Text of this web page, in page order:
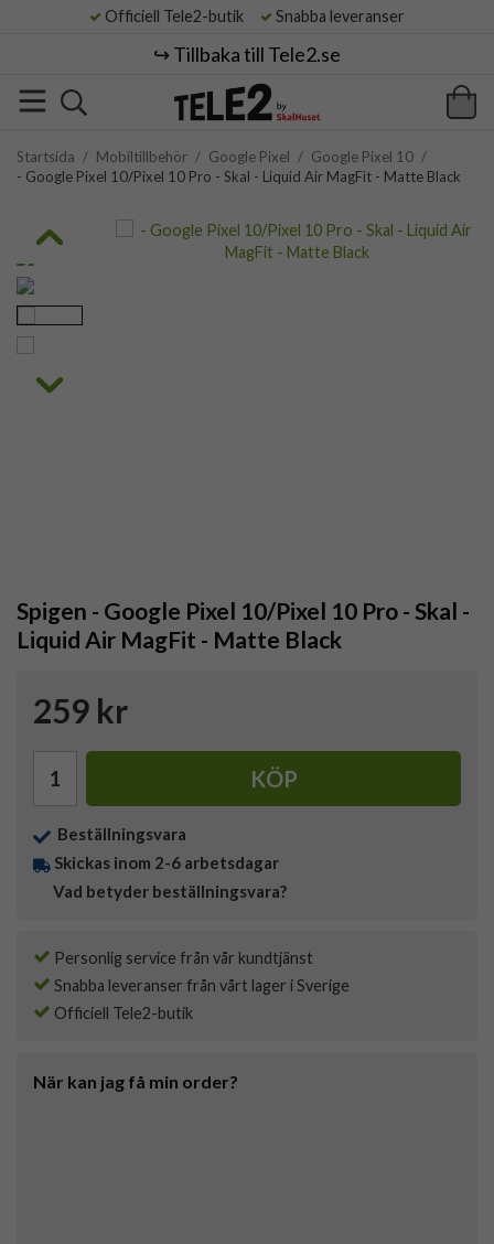
Officiell Tele2-butik Snabba leveranser
↪️ Tillbaka till Tele2.se
Startsida / Mobiltillbehör / Google Pixel / Google Pixel 10 /
- Google Pixel 10/Pixel 10 Pro - Skal - Liquid Air MagFit - Matte Black
Spigen - Google Pixel 10/Pixel 10 Pro - Skal -
Liquid Air MagFit - Matte Black
259 kr
KÖP
Beställningsvara
Skickas inom 2-6 arbetsdagar
Vad betyder beställningsvara?
Personlig service från vår kundtjänst
Snabba leveranser från vårt lager i Sverige
Officiell Tele2-butik
När kan jag få min order?